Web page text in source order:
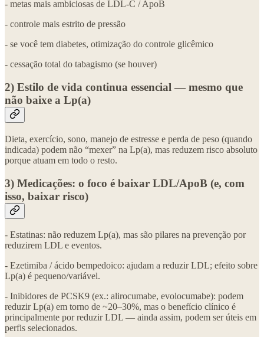
- metas mais ambiciosas de LDL-C / ApoB
- controle mais estrito de pressão
- se você tem diabetes, otimização do controle glicêmico
- cessação total do tabagismo (se houver)
2) Estilo de vida continua essencial — mesmo que
não baixe a Lp(a)
Dieta, exercício, sono, manejo de estresse e perda de peso (quando
indicada) podem não “mexer” na Lp(a), mas reduzem risco absoluto
porque atuam em todo o resto.
3) Medicações: o foco é baixar LDL/ApoB (e, com
isso, baixar risco)
- Estatinas: não reduzem Lp(a), mas são pilares na prevenção por
reduzirem LDL e eventos.
- Ezetimiba / ácido bempedoico: ajudam a reduzir LDL; efeito sobre
Lp(a) é pequeno/variável.
- Inibidores de PCSK9 (ex.: alirocumabe, evolocumabe): podem
reduzir Lp(a) em torno de ~20–30%, mas o benefício clínico é
principalmente por reduzir LDL — ainda assim, podem ser úteis em
perfis selecionados.